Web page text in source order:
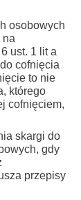
osobowych
na
ust. 1 lit a
cofnięcia
to nie
którego
cofnięciem,
skargi do
gdy
przepisy